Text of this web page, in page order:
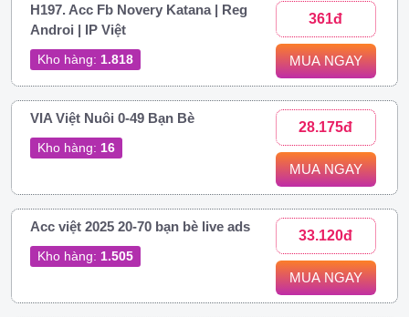
H197. Acc Fb Novery Katana | Reg
Androi | IP Việt
Kho hàng: 1.818
361đ
MUA NGAY
VIA Việt Nuôi 0-49 Bạn Bè
Kho hàng: 16
28.175đ
MUA NGAY
Acc việt 2025 20-70 bạn bè live ads
Kho hàng: 1.505
33.120đ
MUA NGAY